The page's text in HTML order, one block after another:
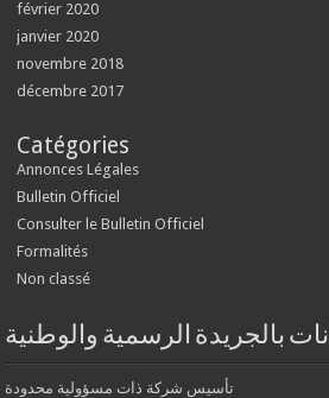
février 2020
janvier 2020
novembre 2018
décembre 2017
Catégories
Annonces Légales
Bulletin Officiel
Consulter le Bulletin Officiel
Formalités
Non classé
بالجريدة الرسمية والوطنية
تأسيس شركة ذات مسؤولية محدودة